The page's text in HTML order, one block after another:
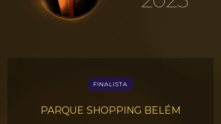
FINALISTA
PARQUE SHOPPING BELÉM